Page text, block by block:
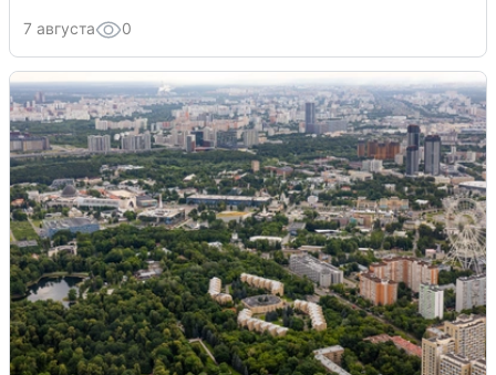
7 августа 0